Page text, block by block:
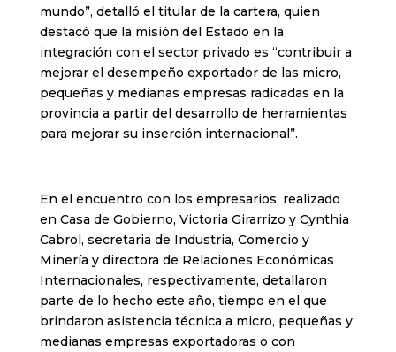
mundo”, detalló el titular de la cartera, quien
destacó que la misión del Estado en la
integración con el sector privado es “contribuir a
mejorar el desempeño exportador de las micro,
pequeñas y medianas empresas radicadas en la
provincia a partir del desarrollo de herramientas
para mejorar su inserción internacional”.
En el encuentro con los empresarios, realizado
en Casa de Gobierno, Victoria Girarrizo y Cynthia
Cabrol, secretaria de Industria, Comercio y
Minería y directora de Relaciones Económicas
Internacionales, respectivamente, detallaron
parte de lo hecho este año, tiempo en el que
brindaron asistencia técnica a micro, pequeñas y
medianas empresas exportadoras o con